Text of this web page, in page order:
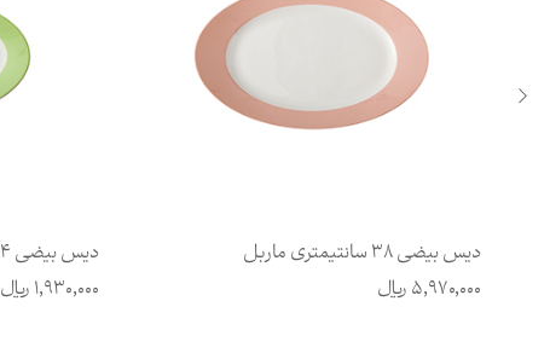
دیس بیضی 38 سانتیمتری ماربل
5,970,000ریال
دیس بیضی 24 سانتیمتری پسته
1,930,000ریال